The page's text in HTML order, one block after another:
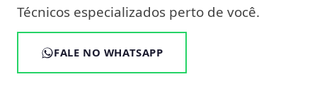
Técnicos especializados perto de você.
FALE NO WHATSAPP